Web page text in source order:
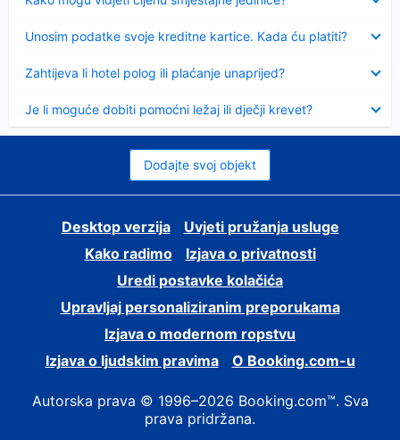
Unosim podatke svoje kreditne kartice. Kada ću platiti?
Zahtijeva li hotel polog ili plaćanje unaprijed?
Je li moguće dobiti pomoćni ležaj ili dječji krevet?
Dodajte svoj objekt
Desktop verzija
Uvjeti pružanja usluge
Kako radimo
Izjava o privatnosti
Uredi postavke kolačića
Upravljaj personaliziranim preporukama
Izjava o modernom ropstvu
Izjava o ljudskim pravima
O Booking.com-u
Autorska prava © 1996–2026 Booking.com™. Sva
prava pridržana.